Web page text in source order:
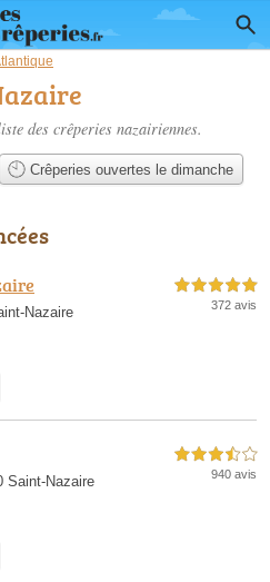
des crêperies nazairiennes.
Crêperies ouvertes le dimanche
Nazaire
5,0 étoiles sur 5
372 avis
Saint-Nazaire
3,5 étoiles sur 5
940 avis